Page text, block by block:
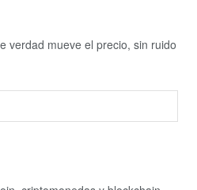
verdad mueve el precio, sin ruido